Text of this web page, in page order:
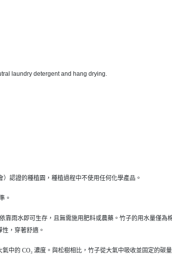
laundry detergent and hang drying.
）認證的種植園，種植過程中不使用任何化學產品。
。
雨水即可生存，且無需施用肥料或農藥。竹子的用水量僅為
，穿著舒適。
中的 CO₂ 濃度。與松樹相比，竹子從大氣中吸收並固定的碳